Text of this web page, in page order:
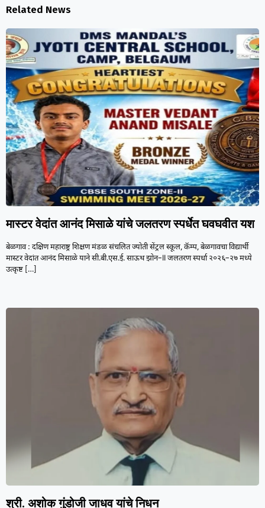
Related News
मास्टर वेदांत आनंद मिसाळे यांचे जलतरण स्पर्धेत घवघवीत यश
बेळगाव : दक्षिण महाराष्ट्र शिक्षण मंडळ संचलित ज्योती सेंट्रल स्कूल, कॅम्प, बेळगावचा विद्यार्थी
मास्टर वेदांत आनंद मिसाळे याने सी.बी.एस.ई. साऊथ झोन–II जलतरण स्पर्धा २०२६–२७ मध्ये
उत्कृष्ट […]
श्री. अशोक गुंडोजी जाधव यांचे निधन